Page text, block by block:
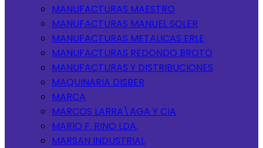
MANUFACTURAS MAESTRO
MANUFACTURAS MANUEL SOLER
MANUFACTURAS METALICAS ERLE
MANUFACTURAS REDONDO BROTO
MANUFACTURAS Y DISTRIBUCIONES
MAQUINARIA DISBER
MARCA
MARCOS LARRA\AGA Y CIA
MARIO F. RINO LDA.
MARSAN INDUSTRIAL